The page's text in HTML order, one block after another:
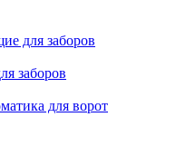
для заборов
заборов
для ворот